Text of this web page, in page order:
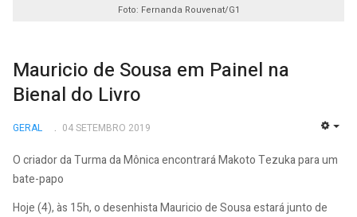
Foto: Fernanda Rouvenat/G1
Mauricio de Sousa em Painel na
Bienal do Livro
GERAL 04 SETEMBRO 2019
O criador da Turma da Mônica encontrará Makoto Tezuka para um
bate-papo
Hoje (4), às 15h, o desenhista Mauricio de Sousa estará junto de